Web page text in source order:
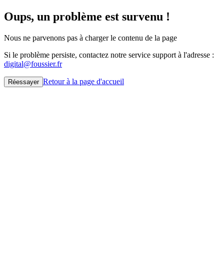
Oups, un problème est survenu !
Nous ne parvenons pas à charger le contenu de la page
Si le problème persiste, contactez notre service support à l'adresse :
digital@foussier.fr
Réessayer Retour à la page d'accueil